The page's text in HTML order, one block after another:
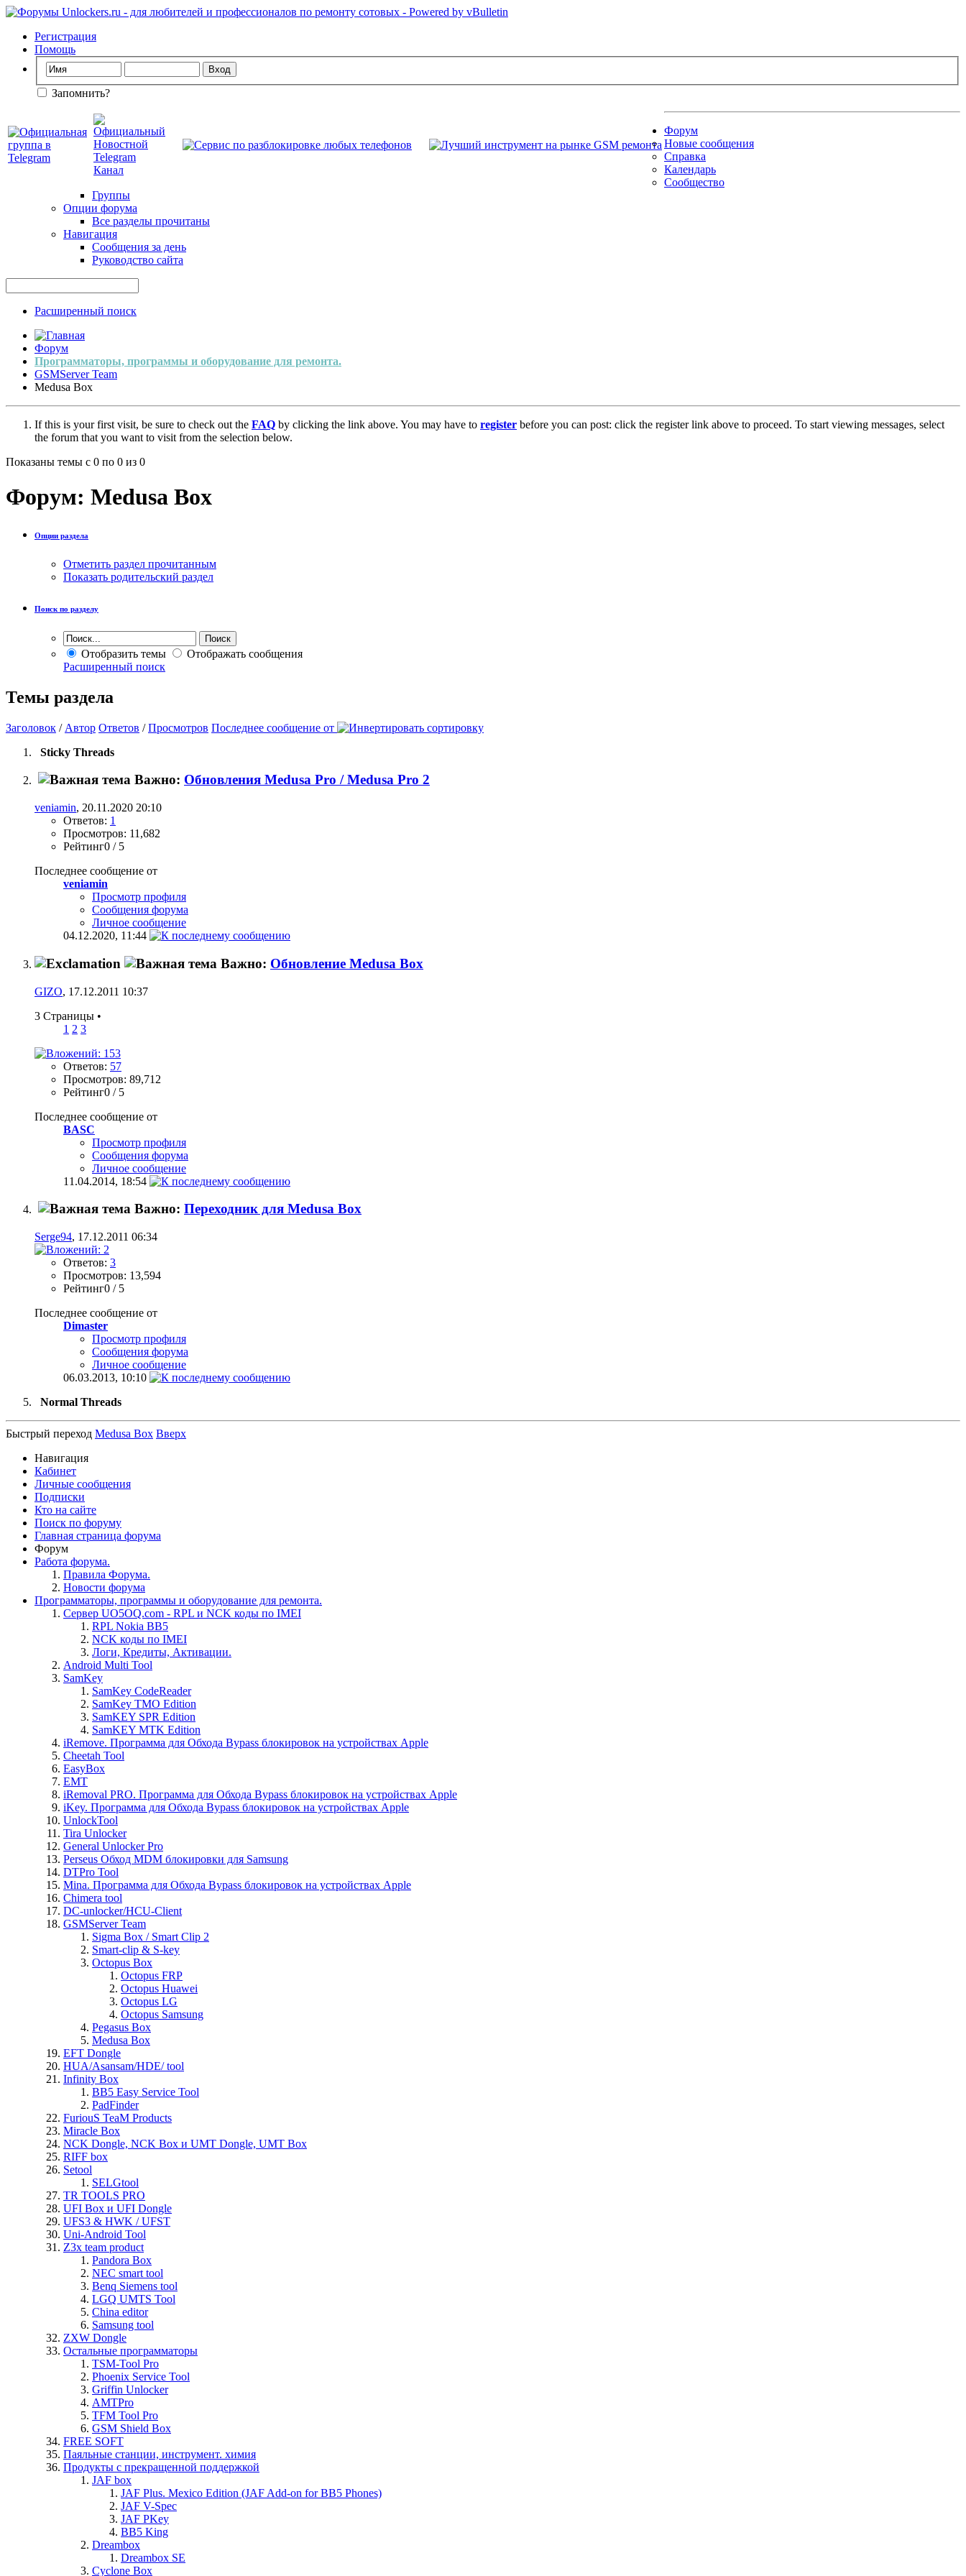
Регистрация
Помощь
Запомнить?
Форум
Новые сообщения
Справка
Календарь
Сообщество
Группы
Опции форума
Все разделы прочитаны
Навигация
Сообщения за день
Руководство сайта
Расширенный поиск
Форум
Программаторы, программы и оборудование для ремонта.
GSMServer Team
Medusa Box
If this is your first visit, be sure to check out the FAQ by clicking the link above. You may have to register before you can post: click the register link above to proceed. To start viewing messages, select
the forum that you want to visit from the selection below.
Показаны темы с 0 по 0 из 0
Форум: Medusa Box
Опции раздела
Отметить раздел прочитанным
Показать родительский раздел
Поиск по разделу
Отобразить темы
Отображать сообщения
Расширенный поиск
Темы раздела
Заголовок / Автор Ответов /Просмотров Последнее сообщение от
Sticky Threads
Важно: Обновления Medusa Pro / Medusa Pro 2
veniamin, 20.11.2020 20:10
Ответов: 1
Просмотров: 11,682
Рейтинг0 / 5
Последнее сообщение от
veniamin
Просмотр профиля
Сообщения форума
Личное сообщение
04.12.2020, 11:44
Важно: Обновление Medusa Box
GIZO, 17.12.2011 10:37
3 Страницы •
1 2 3
Ответов: 57
Просмотров: 89,712
Рейтинг0 / 5
Последнее сообщение от
BASC
Просмотр профиля
Сообщения форума
Личное сообщение
11.04.2014, 18:54
Важно: Переходник для Medusa Box
Serge94, 17.12.2011 06:34
Ответов: 3
Просмотров: 13,594
Рейтинг0 / 5
Последнее сообщение от
Dimaster
Просмотр профиля
Сообщения форума
Личное сообщение
06.03.2013, 10:10
Normal Threads
Быстрый переход Medusa Box Вверх
Навигация
Кабинет
Личные сообщения
Подписки
Кто на сайте
Поиск по форуму
Главная страница форума
Форум
Работа форума.
Правила Форума.
Новости форума
Программаторы, программы и оборудование для ремонта.
Сервер UO5OQ.com - RPL и NCK коды по IMEI
RPL Nokia BB5
NCK коды по IMEI
Логи, Кредиты, Активации.
Android Multi Tool
SamKey
SamKey CodeReader
SamKey TMO Edition
SamKEY SPR Edition
SamKEY MTK Edition
iRemove. Программа для Обхода Bypass блокировок на устройствах Apple
Cheetah Tool
EasyBox
EMT
iRemoval PRO. Программа для Обхода Bypass блокировок на устройствах Apple
iKey. Программа для Обхода Bypass блокировок на устройствах Apple
UnlockTool
Tira Unlocker
General Unlocker Pro
Perseus Обход MDM блокировки для Samsung
DTPro Tool
Mina. Программа для Обхода Bypass блокировок на устройствах Apple
Chimera tool
DC-unlocker/HCU-Client
GSMServer Team
Sigma Box / Smart Clip 2
Smart-clip & S-key
Octopus Box
Octopus FRP
Octopus Huawei
Octopus LG
Octopus Samsung
Pegasus Box
Medusa Box
EFT Dongle
HUA/Asansam/HDE/ tool
Infinity Box
BB5 Easy Service Tool
PadFinder
FuriouS TeaM Products
Miracle Box
NCK Dongle, NCK Box и UMT Dongle, UMT Box
RIFF box
Setool
SELGtool
TR TOOLS PRO
UFI Box и UFI Dongle
UFS3 & HWK / UFST
Uni-Android Tool
Z3x team product
Pandora Box
NEC smart tool
Benq Siemens tool
LGQ UMTS Tool
China editor
Samsung tool
ZXW Dongle
Остальные программаторы
TSM-Tool Pro
Phoenix Service Tool
Griffin Unlocker
AMTPro
TFM Tool Pro
GSM Shield Box
FREE SOFT
Паяльные станции, инструмент. химия
Продукты с прекращенной поддержкой
JAF box
JAF Plus. Mexico Edition (JAF Add-on for BB5 Phones)
JAF V-Spec
JAF PKey
BB5 King
Dreambox
Dreambox SE
Cyclone Box